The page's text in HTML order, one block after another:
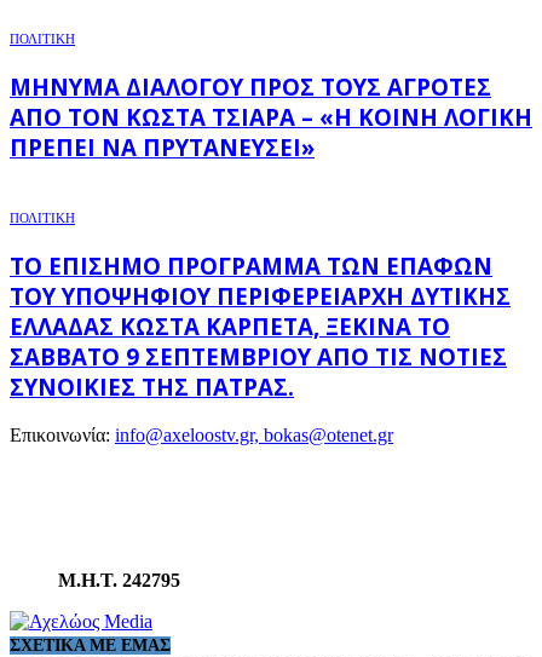
ΠΟΛΙΤΙΚΗ
ΜΉΝΥΜΑ ΔΙΑΛΌΓΟΥ ΠΡΟΣ ΤΟΥΣ ΑΓΡΌΤΕΣ
ΑΠΌ ΤΟΝ ΚΏΣΤΑ ΤΣΙΆΡΑ – «Η ΚΟΙΝΉ ΛΟΓΙΚΉ
ΠΡΈΠΕΙ ΝΑ ΠΡΥΤΑΝΕΎΣΕΙ»
ΠΟΛΙΤΙΚΗ
ΤΟ ΕΠΊΣΗΜΟ ΠΡΌΓΡΑΜΜΑ ΤΩΝ ΕΠΑΦΏΝ
ΤΟΥ ΥΠΟΨΉΦΙΟΥ ΠΕΡΙΦΕΡΕΙΆΡΧΗ ΔΥΤΙΚΉΣ
ΕΛΛΆΔΑΣ ΚΏΣΤΑ ΚΑΡΠΈΤΑ, ΞΕΚΙΝΆ ΤΟ
ΣΆΒΒΑΤΟ 9 ΣΕΠΤΕΜΒΡΊΟΥ ΑΠΌ ΤΙΣ ΝΌΤΙΕΣ
ΣΥΝΟΙΚΊΕΣ ΤΗΣ ΠΆΤΡΑΣ.
Επικοινωνία: info@axeloostv.gr, bokas@otenet.gr
Μ.Η.Τ. 242795
ΣΧΕΤΙΚΆ ΜΕ ΕΜΆΣ